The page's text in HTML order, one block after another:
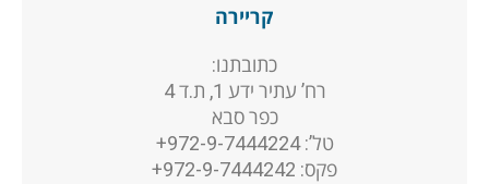
קריירה
כתובתנו:
רח’ עתיר ידע 1, ת.ד 4
כפר סבא
טל’: 972-9-7444224+
פקס: 972-9-7444242+